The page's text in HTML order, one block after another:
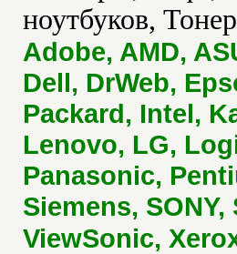
ноутбуков,
Adobe, AMD,
Dell, DrWeb,
Packard, Intel,
Lenovo, LG,
Panasonic,
Siemens,
ViewSonic,